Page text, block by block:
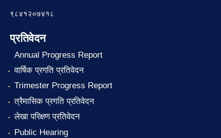
९८४१२०७४१८
प्रतिवेदन
Annual Progress Report
वार्षिक प्रगति प्रतिवेदन
Trimester Progress Report
त्रैमासिक प्रगति प्रतिवेदन
लेखा परिक्षण प्रतिवेदन
Public Hearing